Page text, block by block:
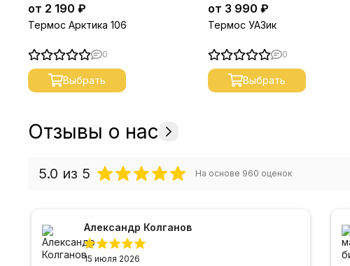
от 2 190 ₽
Термос Арктика 106
0
Выбрать
от 3 990 ₽
Термос УАЗик
0
Выбрать
Отзывы о нас
5.0 из 5 На основе 960 оценок
Александр Колганов
15 июля 2026